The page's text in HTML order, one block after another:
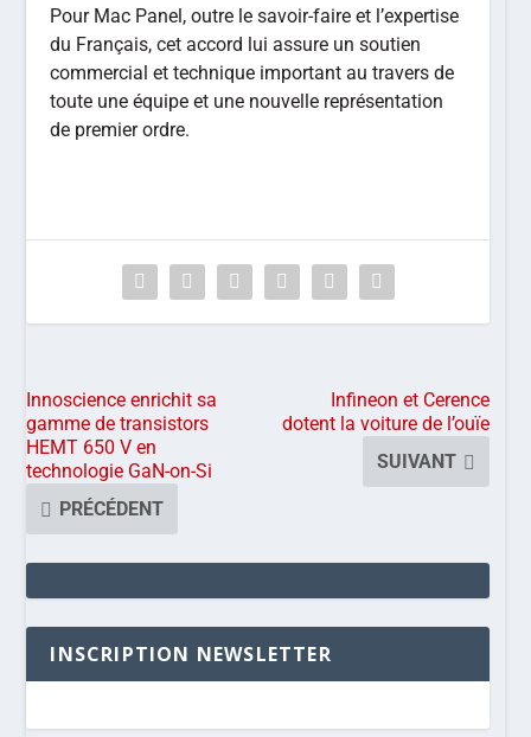
Pour Mac Panel, outre le savoir-faire et l’expertise
du Français, cet accord lui assure un soutien
commercial et technique important au travers de
toute une équipe et une nouvelle représentation
de premier ordre.
Innoscience enrichit sa
gamme de transistors
HEMT 650 V en
technologie GaN-on-Si
PRÉCÉDENT
Infineon et Cerence
dotent la voiture de l’ouïe
SUIVANT
INSCRIPTION NEWSLETTER